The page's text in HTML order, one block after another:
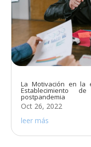
La Motivación en la
Establecimiento
postpandemia
Oct 26, 2022
leer más